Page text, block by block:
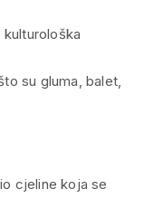
su gluma, balet,
cjeline koja se